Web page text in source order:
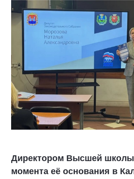
Директором Высшей
момента её основания в